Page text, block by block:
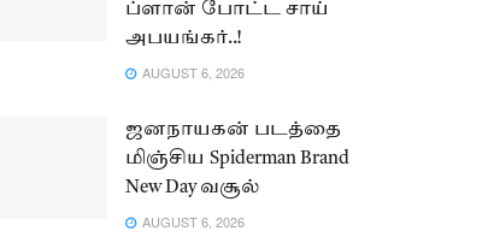
ப்ளான் போட்ட சாய்
அபயங்கர்..!
AUGUST 6, 2026
ஜனநாயகன் படத்தை
மிஞ்சிய Spiderman Brand
New Day வசூல்
AUGUST 6, 2026